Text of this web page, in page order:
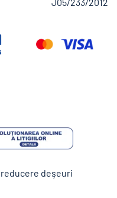
J05/233/2012
deşeuri